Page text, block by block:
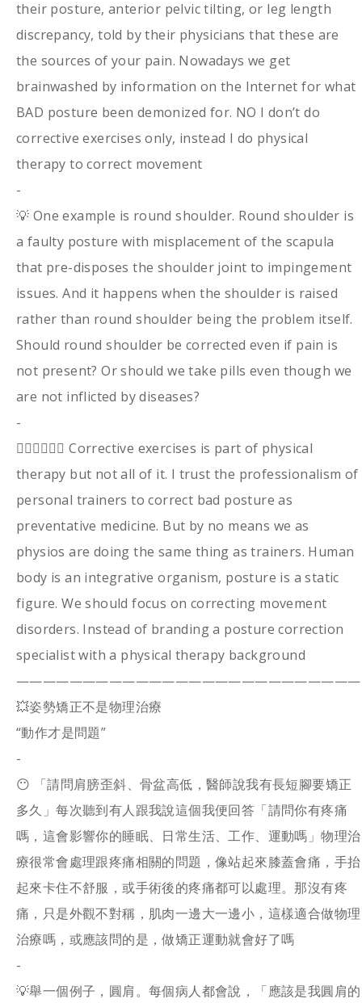
their posture, anterior pelvic tilting, or leg length
discrepancy, told by their physicians that these are
the sources of your pain. Nowadays we get
brainwashed by information on the Internet for what
BAD posture been demonized for. NO I don’t do
corrective exercises only, instead I do physical
therapy to correct movement
-
💡 One example is round shoulder. Round shoulder is
a faulty posture with misplacement of the scapula
that pre-disposes the shoulder joint to impingement
issues. And it happens when the shoulder is raised
rather than round shoulder being the problem itself.
Should round shoulder be corrected even if pain is
not present? Or should we take pills even though we
are not inflicted by diseases?
-
🙅🏻‍♂️🙅🏻‍♀️ Corrective exercises is part of physical
therapy but not all of it. I trust the professionalism of
personal trainers to correct bad posture as
preventative medicine. But by no means we as
physios are doing the same thing as trainers. Human
body is an integrative organism, posture is a static
figure. We should focus on correcting movement
disorders. Instead of branding a posture correction
specialist with a physical therapy background
——————————————————————————
💥姿勢矯正不是物理治療
“動作才是問題”
-
😶 「請問肩膀歪斜、骨盆高低，醫師說我有長短腳要矯正
多久」每次聽到有人跟我說這個我便回答「請問你有疼痛
嗎，這會影響你的睡眠、日常生活、工作、運動嗎」物理治
療很常會處理跟疼痛相關的問題，像站起來膝蓋會痛，手抬
起來卡住不舒服，或手術後的疼痛都可以處理。那沒有疼
痛，只是外觀不對稱，肌肉一邊大一邊小，這樣適合做物理
治療嗎，或應該問的是，做矯正運動就會好了嗎
-
💡舉一個例子，圓肩。每個病人都會說，「應該是我圓肩的